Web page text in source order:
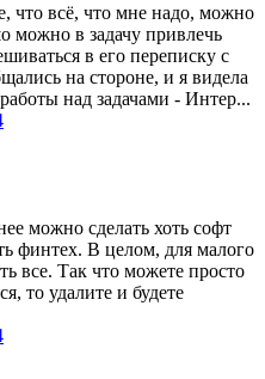
что всё, что мне надо, можно
можно в задачу привлечь
в его переписку с
на стороне, и я видела
над задачами - Интер...
можно сделать хоть софт
финтех. В целом, для малого
все. Так что можете просто
то удалите и будете